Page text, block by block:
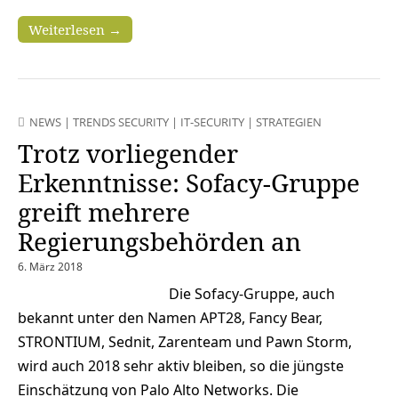
Weiterlesen →
NEWS | TRENDS SECURITY | IT-SECURITY | STRATEGIEN
Trotz vorliegender
Erkenntnisse: Sofacy-Gruppe
greift mehrere
Regierungsbehörden an
6. März 2018
Die Sofacy-Gruppe, auch
bekannt unter den Namen APT28, Fancy Bear,
STRONTIUM, Sednit, Zarenteam und Pawn Storm,
wird auch 2018 sehr aktiv bleiben, so die jüngste
Einschätzung von Palo Alto Networks. Die